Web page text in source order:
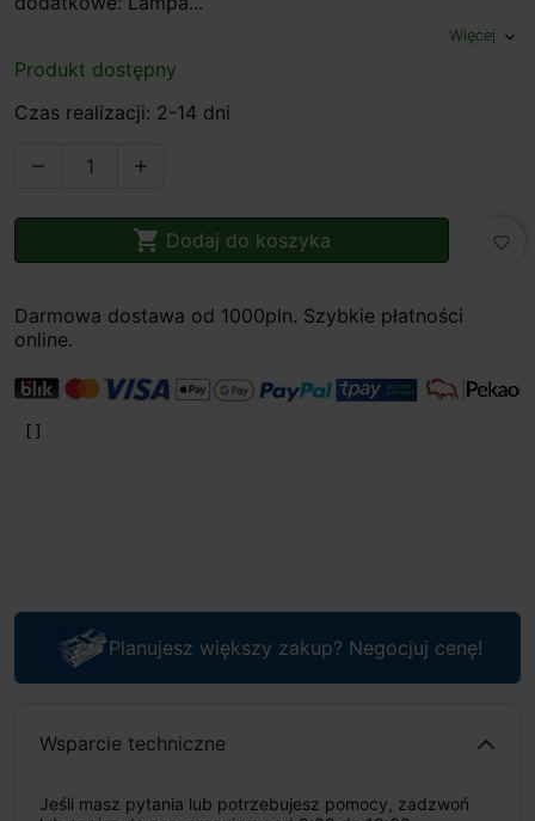
Więcej expand_more
Produkt dostępny
Czas realizacji: 2-14 dni
 
 Dodaj do koszyka favorite_border
Darmowa dostawa od 1000pln. Szybkie płatności
online.
Planujesz większy zakup? Negocjuj cenę!
Wsparcie techniczne
Jeśli masz pytania lub potrzebujesz pomocy, zadzwoń